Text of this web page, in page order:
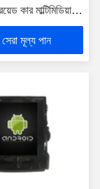
কার মাল্টিমিডিয়া
সেরা মূল্য পান